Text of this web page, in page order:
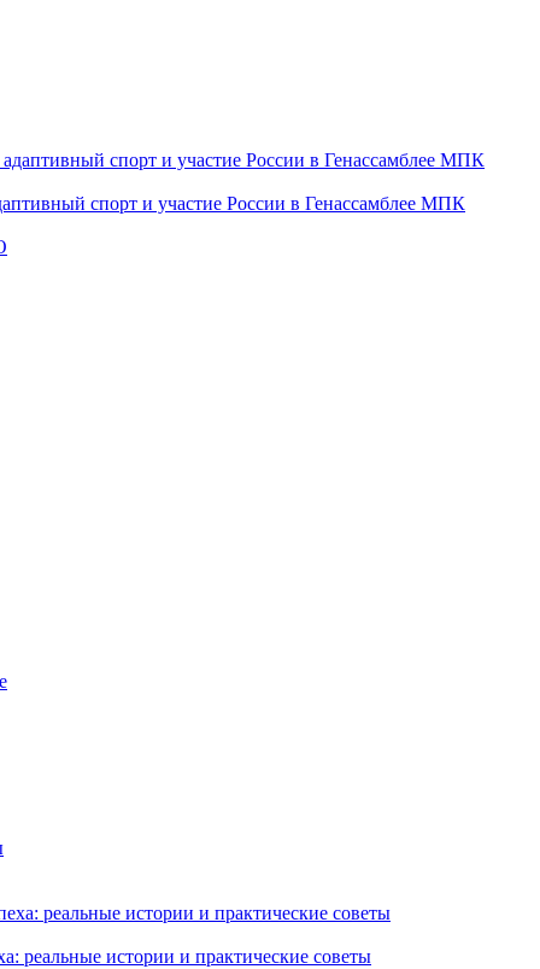
спорт и участие России в Генассамблее МПК
реальные истории и практические советы